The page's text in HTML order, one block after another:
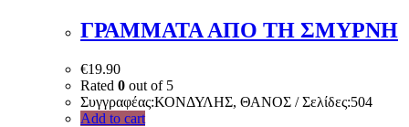
ΓΡΑΜΜΑΤΑ ΑΠΟ ΤΗ ΣΜΥΡΝΗ
€19.90
Rated 0 out of 5
Συγγραφέας:ΚΟΝΔΥΛΗΣ, ΘΑΝΟΣ / Σελίδες:504
Add to cart